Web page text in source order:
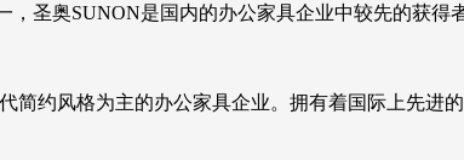
，圣奥SUNON是国内的办公家具企业中较先的获得
简约风格为主的办公家具企业。拥有着国际上先进的